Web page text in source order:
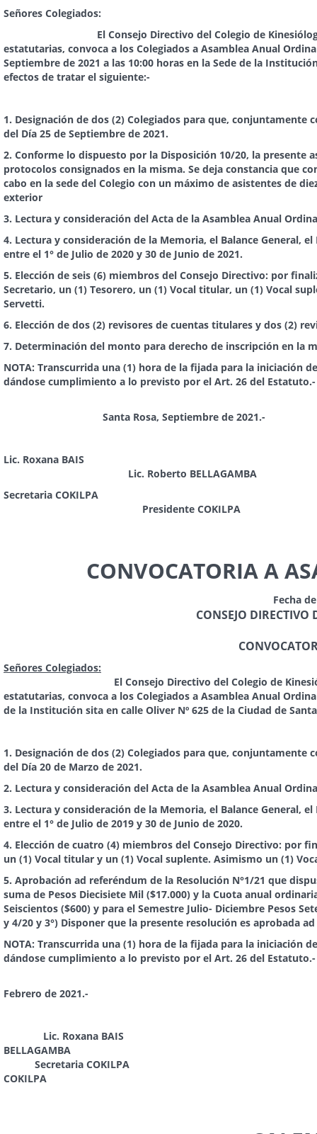
Señores Colegiados:
El Consejo Directivo del Colegio de Kinesiólogos de
estatutarias, convoca a los Colegiados a Asamblea Anual
Septiembre de 2021 a las 10:00 horas en la Sede de la
efectos de tratar el siguiente:-
1. Designación de dos (2) Colegiados para que,
del Día 25 de Septiembre de 2021.
2. Conforme lo dispuesto por la Disposición 10/20, la presente
protocolos consignados en la misma. Se deja constancia que
cabo en la sede del Colegio con un máximo de asistentes de
exterior
3. Lectura y consideración del Acta de la Asamblea Anual
4. Lectura y consideración de la Memoria, el Balance General,
entre el 1° de Julio de 2020 y 30 de Junio de 2021.
5. Elección de seis (6) miembros del Consejo Directivo: por
Secretario, un (1) Tesorero, un (1) Vocal titular, un (1) Vocal
Servetti.
6. Elección de dos (2) revisores de cuentas titulares y dos (2)
7. Determinación del monto para derecho de inscripción en la
NOTA: Transcurrida una (1) hora de la fijada para la iniciación
dándose cumplimiento a lo previsto por el Art. 26 del Estatuto.-
Santa Rosa, Septiembre de 2021.-
Lic.
Lic. Roberto BELLAGAMBA
Presidente COKILPA
CONVOCATORIA A
Fecha
CONSEJO DIRECTIVO DEL
CONVOCATORIA A
Señores Colegiados:
El Consejo Directivo del Colegio de Kinesiólogos de
estatutarias, convoca a los Colegiados a Asamblea Anual
de la Institución sita en calle Oliver Nº 625 de la Ciudad de
1. Designación de dos (2) Colegiados para que,
del Día 20 de Marzo de 2021.
2. Lectura y consideración del Acta de la Asamblea Anual
3. Lectura y consideración de la Memoria, el Balance General,
entre el 1° de Julio de 2019 y 30 de Junio de 2020.
4. Elección de cuatro (4) miembros del Consejo Directivo: por
un (1) Vocal titular y un (1) Vocal suplente. Asimismo un (1)
5. Aprobación ad referéndum de la Resolución N°1/21 que
suma de Pesos Diecisiete Mil ($17.000) y la Cuota anual
Seiscientos ($600) y para el Semestre Julio- Diciembre Pesos
y 4/20 y 3°) Disponer que la presente resolución es aprobada
NOTA: Transcurrida una (1) hora de la fijada para la iniciación
dándose cumplimiento a lo previsto por el Art. 26 del Estatuto.-
Febrero de 2021.-
Lic. Roxana
BELLAGAMBA
Secretaria
COKILPA